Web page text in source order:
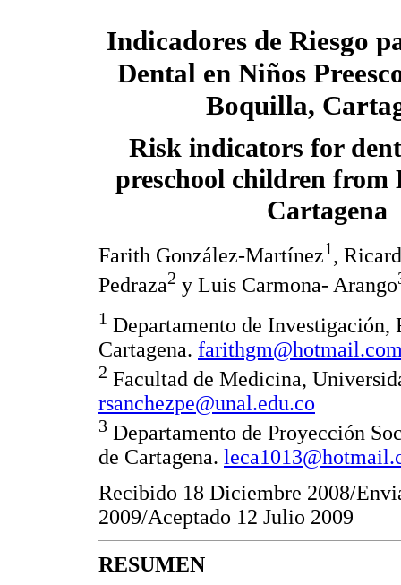
Indicadores de Riesgo
Dental en Niños
Boquilla,
Risk indicators for
preschool children from
Cartagena
Farith González-Martínez1,
Pedraza2 y Luis Carmona- Arango
1 Departamento de
Cartagena.
2 Facultad de Medicina,
rsanchezpe@unal.edu.co
3 Departamento de Proyección
de Cartagena.
Recibido 18 Diciembre 2008/
2009/Aceptado 12 Julio 2009
RESUMEN